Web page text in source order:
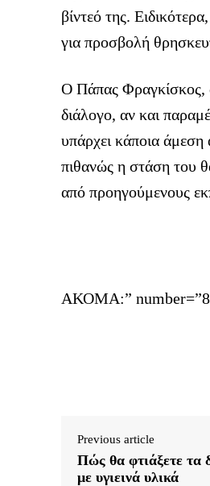
βίντεό της.
για προσβολή
Ο Πάπας Φραγκίσκος,
διάλογο, αν και
υπάρχει κάποια
πιθανώς η στάση του
από προηγούμενους
ΑΚΟΜΑ:”
Previous article
Πώς θα φτιάξετε τα
με υγιεινά υλικά